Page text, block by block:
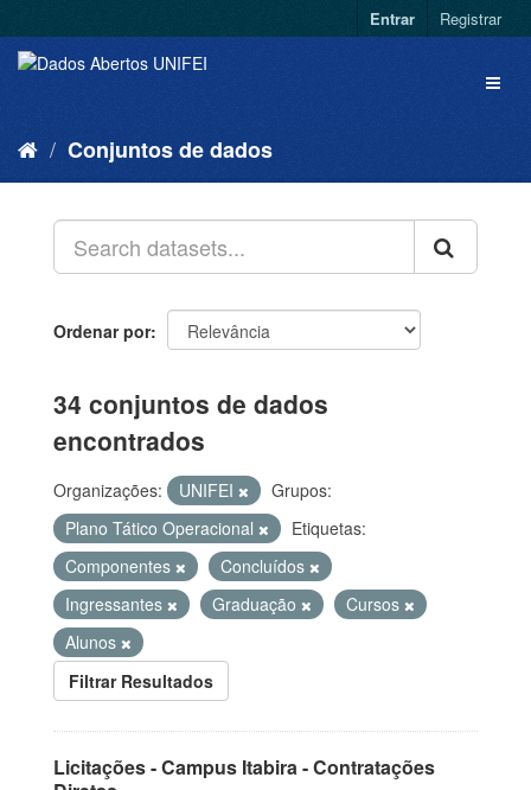
Entrar Registrar
Conjuntos de dados
Ordenar por
34 conjuntos de dados
encontrados
Organizações: UNIFEI
Grupos:
Plano Tático Operacional
Etiquetas:
Componentes
Concluídos
Ingressantes
Graduação
Cursos
Alunos
Filtrar Resultados
Licitações - Campus Itabira - Contratações